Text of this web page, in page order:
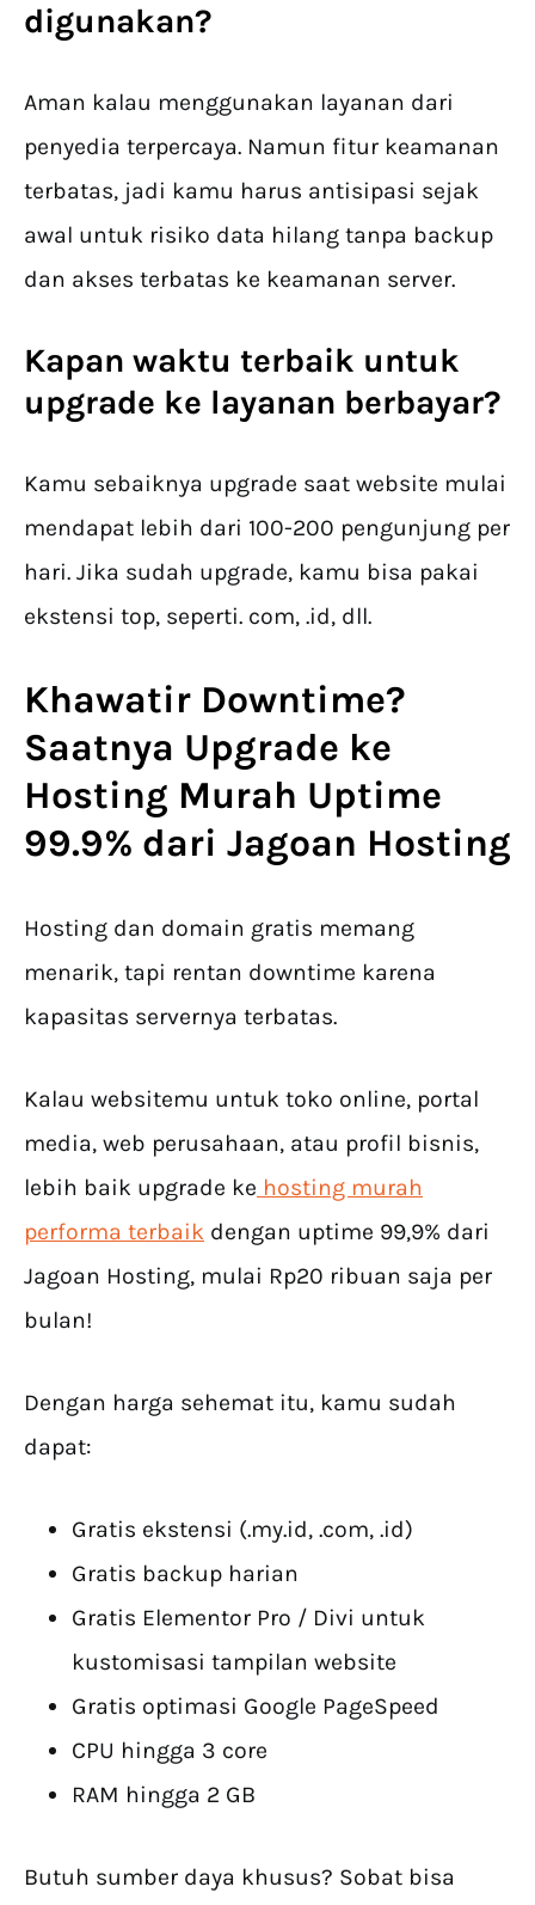
digunakan?
Aman kalau menggunakan layanan dari
penyedia terpercaya. Namun fitur keamanan
terbatas, jadi kamu harus antisipasi sejak
awal untuk risiko data hilang tanpa backup
dan akses terbatas ke keamanan server.
Kapan waktu terbaik untuk
upgrade ke layanan berbayar?
Kamu sebaiknya upgrade saat website mulai
mendapat lebih dari 100-200 pengunjung per
hari. Jika sudah upgrade, kamu bisa pakai
ekstensi top, seperti. com, .id, dll.
Khawatir Downtime?
Saatnya Upgrade ke
Hosting Murah Uptime
99.9% dari Jagoan Hosting
Hosting dan domain gratis memang
menarik, tapi rentan downtime karena
kapasitas servernya terbatas.
Kalau websitemu untuk toko online, portal
media, web perusahaan, atau profil bisnis,
lebih baik upgrade ke hosting murah
performa terbaik dengan uptime 99,9% dari
Jagoan Hosting, mulai Rp20 ribuan saja per
bulan!
Dengan harga sehemat itu, kamu sudah
dapat:
Gratis ekstensi (.my.id, .com, .id)
Gratis backup harian
Gratis Elementor Pro / Divi untuk
kustomisasi tampilan website
Gratis optimasi Google PageSpeed
CPU hingga 3 core
RAM hingga 2 GB
Butuh sumber daya khusus? Sobat bisa